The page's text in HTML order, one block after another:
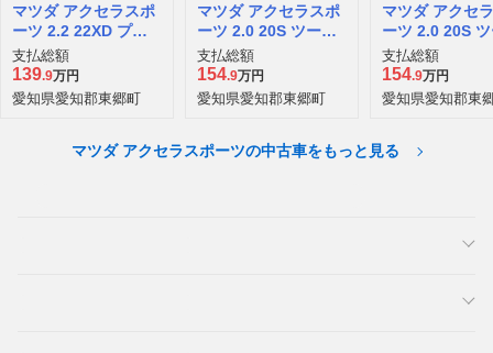
マツダ アクセラスポ
ーツ 2.2 22XD プロ
アクティブ ディーゼ
ルターボ 4WD
支払総額
139.9万円
愛知県愛知郡東郷町
マツダ アクセラスポ
ーツ 2.0 20S ツーリ
ング Lパッケージ
支払総額
154.9万円
愛知県愛知郡東郷町
マツダ アクセ
ーツ 2.0 20S
ング Lパッケー
支払総額
154.9万円
愛知県愛知郡東
マツダ アクセラスポーツの中古車をもっと見る